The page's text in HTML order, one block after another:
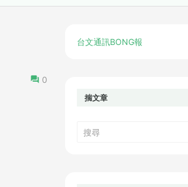
0
台文通訊BONG報
揣文章